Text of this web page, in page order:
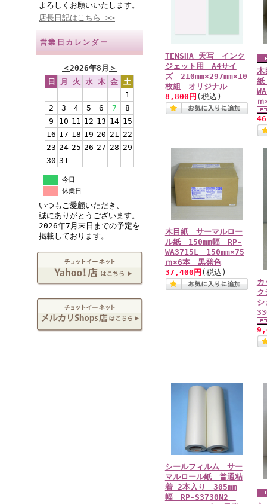
よろしくお願いいたします。
店長日記はこちら >>
営業日カレンダー
＜2026年8月 ＞
日
月 火 水 木 金 土
1
2
3 4 5 6 7
8
9
10 11 12 13 14 15
16 17 18 19 20 21 22
23 24 25 26 27 28 29
30 31
今日
休業日
いつもご愛顧いただき、
誠にありがとうございます。
2026年7月末日までの予定を
掲載しております。
TENSHA 天写 インク
ジェット用 A4サイ
ズ 210mm×297mm×10
枚組 オリジナル
8,800円 (税込)
木
木目紙 サーマルロー
ル紙 150mm幅 RP-
WA3715L 150mm×75
ｍ×6本 黒発色
37,400円 (税込)
カ
シールフィルム サー
マルロール紙 普通粘
着 2本入り 305mm
幅 RP-S3730N2